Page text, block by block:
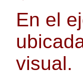
En el
visual.